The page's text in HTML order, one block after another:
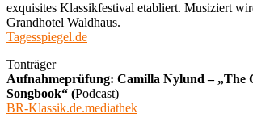
exquisites Klassikfestival etabliert. Musiziert
Grandhotel Waldhaus.
Tagesspiegel.de
Tonträger
Aufnahmeprüfung: Camilla Nylund – „The
Songbook“ (Podcast)
BR-Klassik.de.mediathek